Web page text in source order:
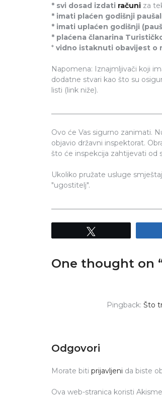
* svi dosad izdati računi za
* imati plaćen godišnji
* imati uplaćen godišnji
* plaćena članarina
* vidno istaknuti obavijest o
Napomena: Iznajmljivači koji
dodatne stvari kao što su
listi (link niže).
Ovo će Vas sigurno zanimati.
objavio državni inspektorat.
što će inspekcija zahtijevati od
Ukoliko pružate usluge
"ugostitelj".
One thought on
Pingback: Što
Odgovori
Morate biti prijavljeni da biste
Ova web-stranica koristi